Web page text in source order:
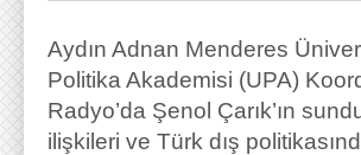
Aydın Adnan Menderes
Politika Akademisi (UPA)
Radyo’da Şenol Çarık’ın
ilişkileri ve Türk dış